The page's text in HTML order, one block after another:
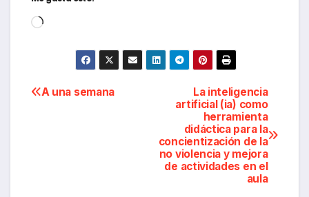
Cargando...
Navegación
La inteligencia
artificial (ia) como
herramienta
didáctica para la
concientización de la
no violencia y mejora
de actividades en el
aula
A una semana